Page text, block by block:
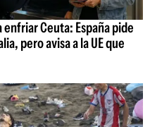
enfriar Ceuta: España pide
pero avisa a la UE que